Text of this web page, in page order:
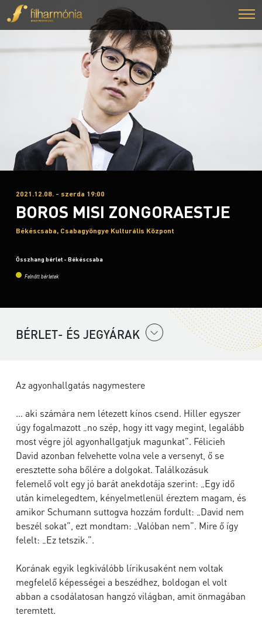
2021.12.08. - szerda 19:00
BOROS MISI ZONGORAESTJE
Békéscsaba, Csabagyöngye Kulturális Központ
Összhang bérlet - Békéscsaba
Felnőtt bérletek
BÉRLET- ÉS JEGYÁRAK
Az agyonhallgatás nagymestere
… aki számára nem létezett kínos csend. Hiller egyszer
úgy fogalmazott „no szép, hogy itt vagy megint, legalább
most végre jól agyonhallgatjuk magunkat”. Félicieh
David azonban felvehette volna vele a versenyt, ő se
eresztette soha bőlére a dolgokat. Találkozásuk
felemelő volt egy jó barát anekdotája szerint: „Egy idő
után kimelegedtem, kényelmetlenül éreztem magam, és
amikor Schumann suttogva hozzám fordult: „David nem
beszél sokat”, ezt mondtam: „Valóban nem”. Mire ő így
felelt: „Ez tetszik.”.
Korának egyik legkiválóbb lírikusaként nem voltak
megfelelő képességei a beszédhez, boldogan el volt
abban a csodálatosan hangzó világban, amit önmagában
teremtett.